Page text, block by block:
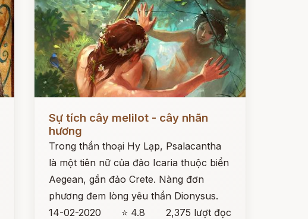
Sự tích cây melilot - cây nhãn
hương
Trong thần thoại Hy Lạp, Psalacantha
là một tiên nữ của đảo Icaria thuộc biển
Aegean, gần đảo Crete. Nàng đơn
phương đem lòng yêu thần Dionysus.
14-02-2020
⭐ 4.8
2,375 lượt đọc